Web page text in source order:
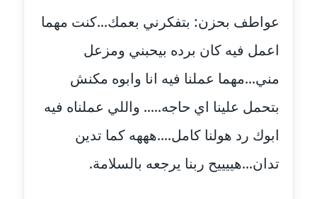
مدونة أمل منشاوي
موقوف
مدونة أميرة اسماعيل
عاملة
مدونة أميرة رفعت
عاملة
عواطف بحزن: بتفكرني بعمك...كنت مهما
اعمل فيه كان برده بيحبني ومزعل
مني...مهما عملنا فيه انا وابوه مكنش
بتحمل علينا اي حاجه..... واللي عملناه فيه
ابوك رد هولنا كامل....هههه كما تدين
تدان...هييييح ربنا يرجعه بالسلامة.